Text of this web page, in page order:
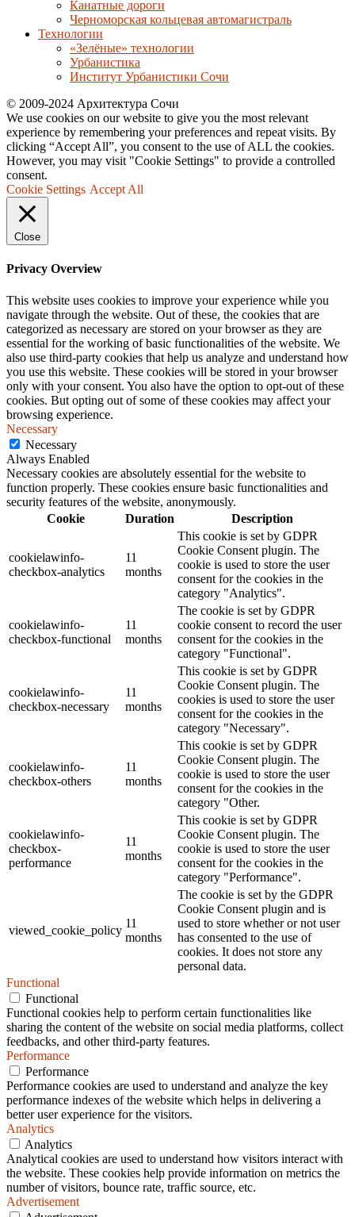
Канатные дороги
Черноморская кольцевая автомагистраль
Технологии
«Зелёные» технологии
Урбанистика
Институт Урбанистики Сочи
© 2009-2024 Архитектура Сочи
We use cookies on our website to give you the most relevant
experience by remembering your preferences and repeat visits. By
clicking “Accept All”, you consent to the use of ALL the cookies.
However, you may visit "Cookie Settings" to provide a controlled
consent.
Cookie Settings Accept All
Close
Privacy Overview
This website uses cookies to improve your experience while you
navigate through the website. Out of these, the cookies that are
categorized as necessary are stored on your browser as they are
essential for the working of basic functionalities of the website. We
also use third-party cookies that help us analyze and understand how
you use this website. These cookies will be stored in your browser
only with your consent. You also have the option to opt-out of these
cookies. But opting out of some of these cookies may affect your
browsing experience.
Necessary
Necessary
Always Enabled
Necessary cookies are absolutely essential for the website to
function properly. These cookies ensure basic functionalities and
security features of the website, anonymously.
Cookie
Duration Description
cookielawinfo-
checkbox-analytics
11
months
This cookie is set by GDPR
Cookie Consent plugin. The
cookie is used to store the user
consent for the cookies in the
category "Analytics".
cookielawinfo-
checkbox-functional
11
months
The cookie is set by GDPR
cookie consent to record the user
consent for the cookies in the
category "Functional".
cookielawinfo-
checkbox-necessary
11
months
This cookie is set by GDPR
Cookie Consent plugin. The
cookies is used to store the user
consent for the cookies in the
category "Necessary".
cookielawinfo-
checkbox-others
11
months
This cookie is set by GDPR
Cookie Consent plugin. The
cookie is used to store the user
consent for the cookies in the
category "Other.
cookielawinfo-
checkbox-
performance
11
months
This cookie is set by GDPR
Cookie Consent plugin. The
cookie is used to store the user
consent for the cookies in the
category "Performance".
viewed_cookie_policy
11
months
The cookie is set by the GDPR
Cookie Consent plugin and is
used to store whether or not user
has consented to the use of
cookies. It does not store any
personal data.
Functional
Functional
Functional cookies help to perform certain functionalities like
sharing the content of the website on social media platforms, collect
feedbacks, and other third-party features.
Performance
Performance
Performance cookies are used to understand and analyze the key
performance indexes of the website which helps in delivering a
better user experience for the visitors.
Analytics
Analytics
Analytical cookies are used to understand how visitors interact with
the website. These cookies help provide information on metrics the
number of visitors, bounce rate, traffic source, etc.
Advertisement